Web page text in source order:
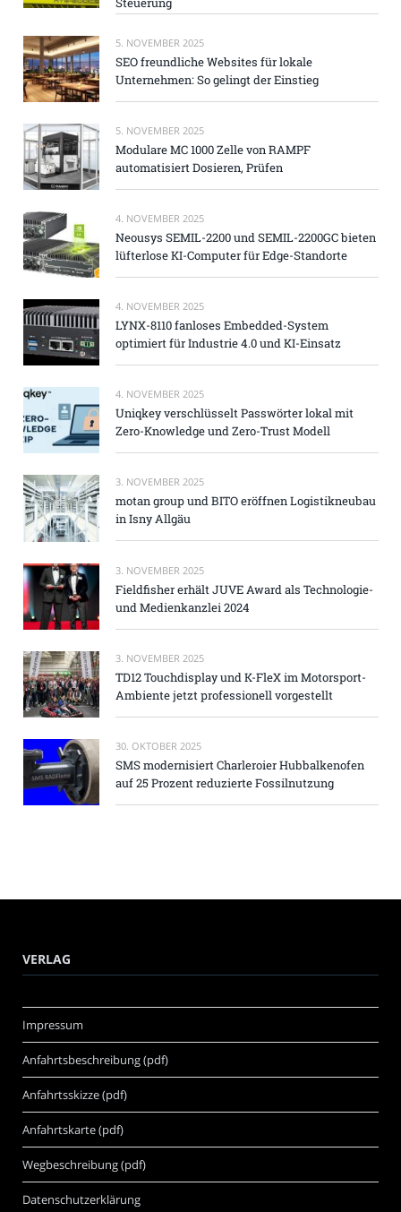
5. NOVEMBER 2025
SEO freundliche Websites für lokale
Unternehmen: So gelingt der Einstieg
5. NOVEMBER 2025
Modulare MC 1000 Zelle von RAMPF
automatisiert Dosieren, Prüfen
4. NOVEMBER 2025
Neousys SEMIL-2200 und SEMIL-2200GC bieten
lüfterlose KI-Computer für Edge-Standorte
4. NOVEMBER 2025
LYNX-8110 fanloses Embedded-System
optimiert für Industrie 4.0 und KI-Einsatz
4. NOVEMBER 2025
Uniqkey verschlüsselt Passwörter lokal mit
Zero-Knowledge und Zero-Trust Modell
3. NOVEMBER 2025
motan group und BITO eröffnen Logistikneubau
in Isny Allgäu
3. NOVEMBER 2025
Fieldfisher erhält JUVE Award als Technologie-
und Medienkanzlei 2024
3. NOVEMBER 2025
TD12 Touchdisplay und K-FleX im Motorsport-
Ambiente jetzt professionell vorgestellt
30. OKTOBER 2025
SMS modernisiert Charleroier Hubbalkenofen
auf 25 Prozent reduzierte Fossilnutzung
VERLAG
Impressum
Anfahrtsbeschreibung (pdf)
Anfahrtsskizze (pdf)
Anfahrtskarte (pdf)
Wegbeschreibung (pdf)
Datenschutzerklärung